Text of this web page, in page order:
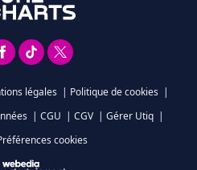
légales | Politique de cookies |
| CGU | CGV | Gérer Utiq |
cookies